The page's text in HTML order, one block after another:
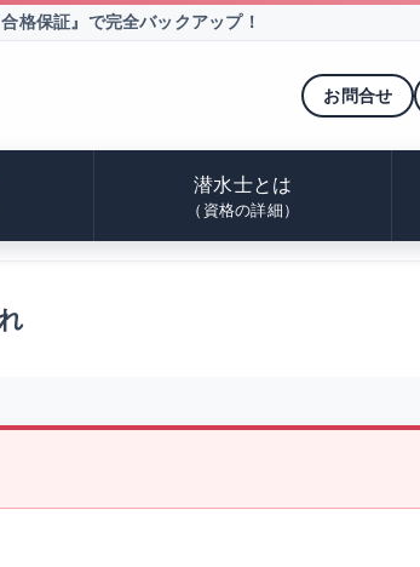
格保証』で完全バックアップ！
お問合せ
潜水士とは
（資格の詳細）